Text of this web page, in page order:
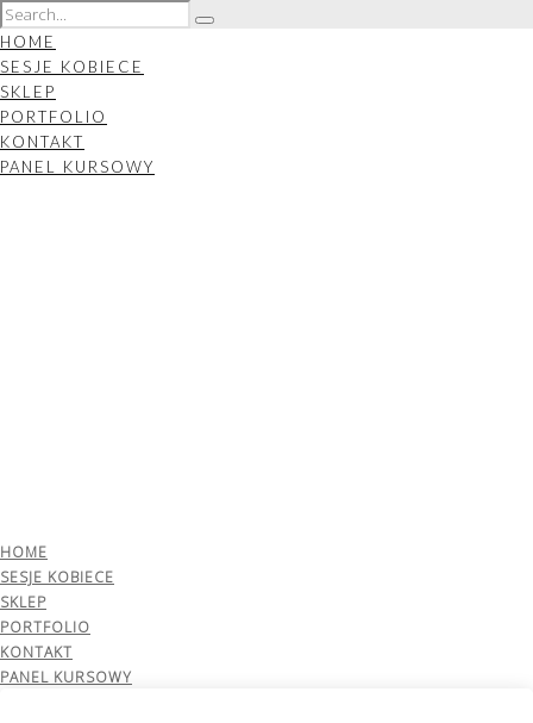
HOME
SESJE KOBIECE
SKLEP
PORTFOLIO
KONTAKT
PANEL KURSOWY
HOME
SESJE KOBIECE
SKLEP
PORTFOLIO
KONTAKT
PANEL KURSOWY